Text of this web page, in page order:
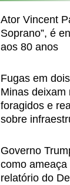
Ator Vincent
Soprano”, é
aos 80 anos
Fugas em
Minas deixam
foragidos e
sobre
Governo
como ameaça
relatório do